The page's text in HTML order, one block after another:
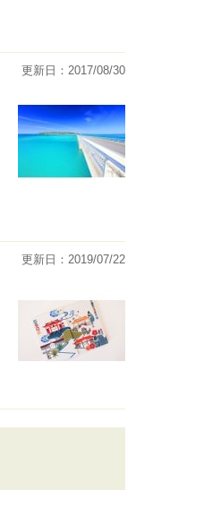
更新日：2017/08/30
更新日：2019/07/22